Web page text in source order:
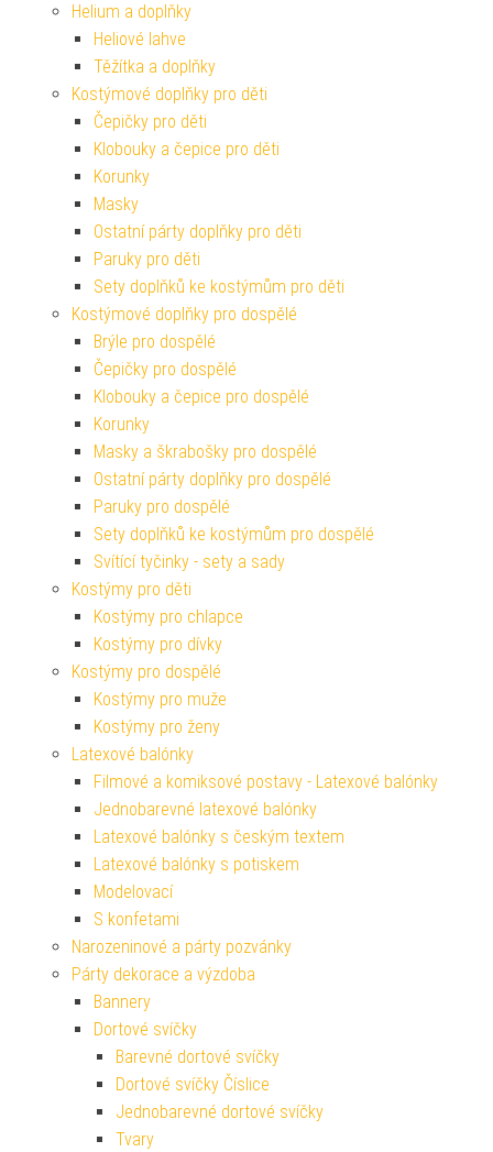
Helium a doplňky
Heliové lahve
Těžítka a doplňky
Kostýmové doplňky pro děti
Čepičky pro děti
Klobouky a čepice pro děti
Korunky
Masky
Ostatní párty doplňky pro děti
Paruky pro děti
Sety doplňků ke kostýmům pro děti
Kostýmové doplňky pro dospělé
Brýle pro dospělé
Čepičky pro dospělé
Klobouky a čepice pro dospělé
Korunky
Masky a škrabošky pro dospělé
Ostatní párty doplňky pro dospělé
Paruky pro dospělé
Sety doplňků ke kostýmům pro dospělé
Svítící tyčinky - sety a sady
Kostýmy pro děti
Kostýmy pro chlapce
Kostýmy pro dívky
Kostýmy pro dospělé
Kostýmy pro muže
Kostýmy pro ženy
Latexové balónky
Filmové a komiksové postavy - Latexové balónky
Jednobarevné latexové balónky
Latexové balónky s českým textem
Latexové balónky s potiskem
Modelovací
S konfetami
Narozeninové a párty pozvánky
Párty dekorace a výzdoba
Bannery
Dortové svíčky
Barevné dortové svíčky
Dortové svíčky Číslice
Jednobarevné dortové svíčky
Tvary